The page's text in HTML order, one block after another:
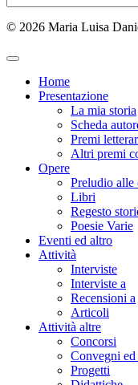
© 2026 Maria Luisa
Home
Presentazione
La mia storia
Scheda
Premi
Altri premi
Opere
Preludio alle
Libri
Regesto
Poesie Varie
Eventi ed altro
Attività
Interviste
Interviste a
Recensioni a
Articoli
Attività altre
Concorsi
Convegni
Progetti